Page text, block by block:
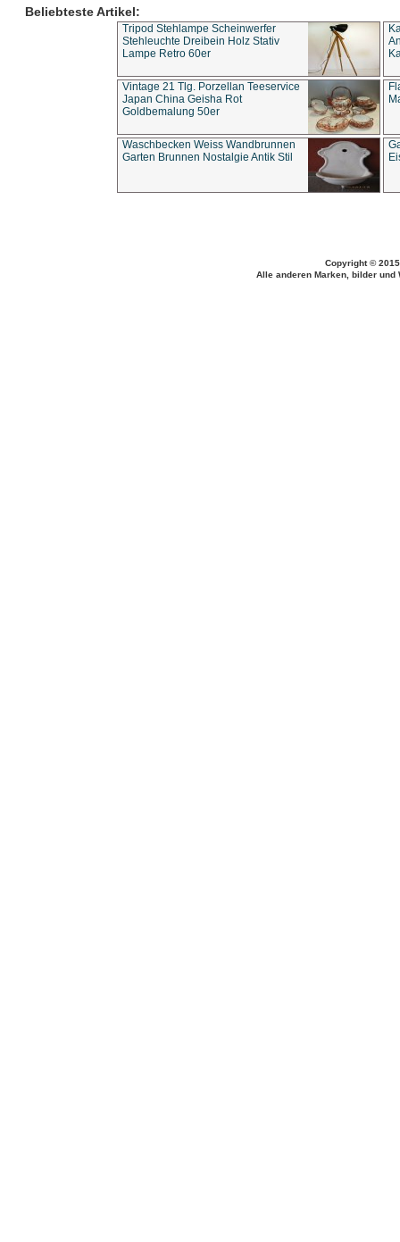
Beliebteste Artikel:
Tripod Stehlampe Scheinwerfer
Stehleuchte Dreibein Holz Stativ
Lampe Retro 60er
Vintage 21 Tlg. Porzellan Teeservice
Japan China Geisha Rot
Goldbemalung 50er
Waschbecken Weiss Wandbrunnen
Garten Brunnen Nostalgie Antik Stil
Copyright ©
Alle anderen Marken, bilder und